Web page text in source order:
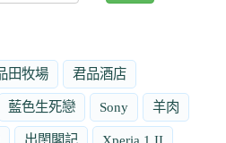
田牧場 君品酒店
藍色生死戀 Sony 羊肉
出閨閣記 Xperia 1 II